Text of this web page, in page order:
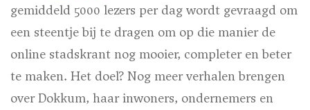
gemiddeld 5000 lezers per dag wordt gevraagd om
een steentje bij te dragen om op die manier de
online stadskrant nog mooier, completer en beter
te maken. Het doel? Nog meer verhalen brengen
over Dokkum, haar inwoners, ondernemers en